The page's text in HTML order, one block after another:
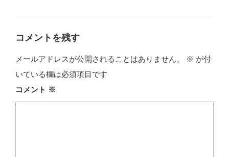
コメントを残す
メールアドレスが公開されることはありません。 ※ が付
いている欄は必須項目です
コメント ※